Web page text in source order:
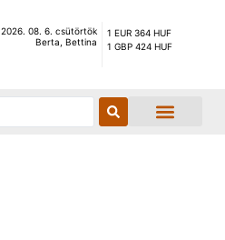
2026. 08. 6. csütörtök
Berta, Bettina
1 EUR 364 HUF
1 GBP 424 HUF